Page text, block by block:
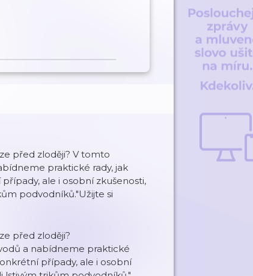
před zloději? V tomto
praktické rady, jak
ale i osobní zkušenosti,
podvodníků."Užijte si
před zloději?
a nabídneme praktické
případy, ale i osobní